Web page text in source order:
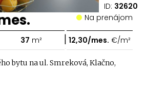
ID: 32620
Na prenájom
37 m² | 12,30/mes. €/m²
bytu na ul. Smreková, Klačno,